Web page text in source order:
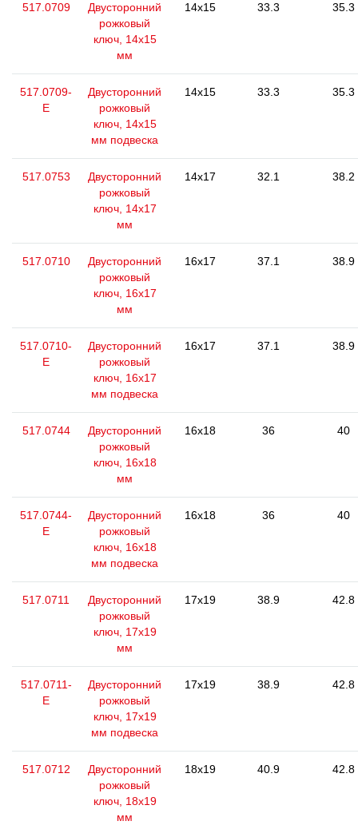
517.0709
Двусторонний
рожковый
ключ, 14х15
мм
14x15 33.3 35.3
517.0709-
E
Двусторонний
рожковый
ключ, 14х15
мм подвеска
14x15 33.3 35.3
517.0753
Двусторонний
рожковый
ключ, 14x17
мм
14x17 32.1 38.2
517.0710
Двусторонний
рожковый
ключ, 16x17
мм
16x17 37.1 38.9
517.0710-
E
Двусторонний
рожковый
ключ, 16x17
мм подвеска
16x17 37.1 38.9
517.0744
Двусторонний
рожковый
ключ, 16x18
мм
16x18 36 40
517.0744-
E
Двусторонний
рожковый
ключ, 16x18
мм подвеска
16x18 36 40
517.0711
Двусторонний
рожковый
ключ, 17х19
мм
17x19 38.9 42.8
517.0711-
E
Двусторонний
рожковый
ключ, 17х19
мм подвеска
17x19 38.9 42.8
517.0712
Двусторонний
рожковый
ключ, 18х19
мм
18x19 40.9 42.8